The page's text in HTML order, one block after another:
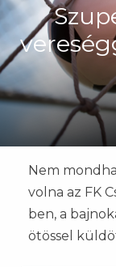
Nem
volna az FK
ben, a
ötössel